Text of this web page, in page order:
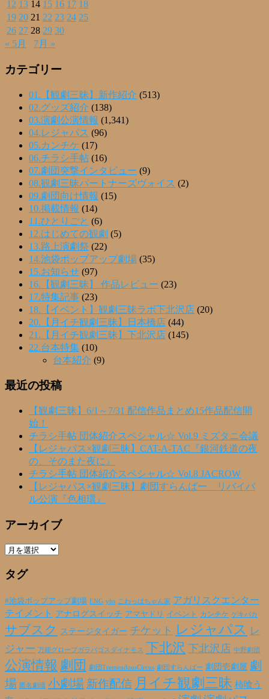
12 13 14 15 16 17 18
19 20 21 22 23 24 25
26 27 28 29 30
« 5月
7月 »
カテゴリー
01.【観劇三昧】新作紹介 (513)
02.グッズ紹介 (138)
03.演劇公演情報 (1,341)
04.レジャパス (96)
05.カンチケ (17)
06.チラシ手帖 (16)
07.劇団突撃インタビュー (9)
08.観劇三昧パートナーズヴォイス (2)
09.劇団向け情報 (15)
10.掲載情報 (14)
11.ひとりごと (6)
12.はじめての観劇 (5)
13.路上演劇祭 (22)
14.池袋ポップアップ劇場 (35)
15.お知らせ (97)
16.【観劇三昧】 作品レビュー (23)
17.特集記事 (23)
18.【イベント】観劇三昧ラボ下北沢店 (20)
20.【月イチ観劇三昧】日本橋店 (44)
21.【月イチ観劇三昧】下北沢店 (145)
22.台本特集 (10)
台本紹介 (9)
最近の投稿
【観劇三昧】6/1～7/31 配信作品まとめ15作品配信開
始！
チラシ手帖 団体紹介スペシャル☆ Vol.9 ミズタニ会議
【レジャパス×観劇三昧】CAT-A-TAC『銀河鉄道の夜
の、そのまた夜に』
チラシ手帖 団体紹介スペシャル☆ Vol.8 JACROW
【レジャパス×観劇三昧】劇団すらんばー リバイバ
ル公演『色相環』
アーカイブ
ア
カ
ブ
タグ
#池袋ポップアップ劇場 ENG yhs こわっぱちゃん家 アガリスクエンター
テイメント アナログスイッチ アマヤドリ イベント カンチケ ゲキバカ
サブスク ステージタイガー チケット レジャパス レ
ジャー 万能グローブガラパゴスダイナモス 下北沢 下北沢店 中野劇団
公演情報 劇団 劇団TremendousCircus 劇団すらんばー 劇団壱劇屋 劇
場 匿名劇壇 小劇場 新作配信 月イチ観劇三昧 柿喰う